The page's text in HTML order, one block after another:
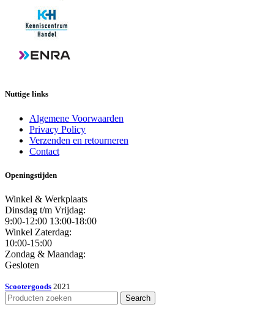
Nuttige links
Algemene Voorwaarden
Privacy Policy
Verzenden en retourneren
Contact
Openingstijden
Winkel & Werkplaats
Dinsdag t/m Vrijdag:
9:00-12:00 13:00-18:00
Winkel Zaterdag:
10:00-15:00
Zondag & Maandag:
Gesloten
Scootergoods 2021
Search